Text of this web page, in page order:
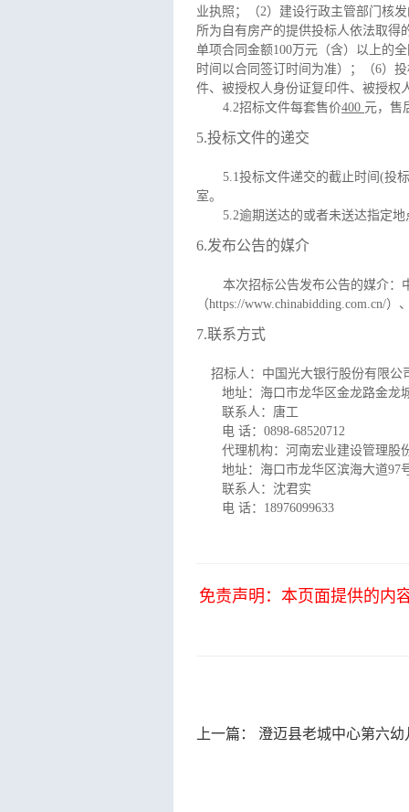
业执照 ；（2）建设行政主管部门核
所为自有房产的提供投标人依法取得
单项合同金额100万元（含）以上的
时间以合同签订时间为准）；（6）
件、被授权人身份证复印件、被授权
4.2招标文件每套售价400 元，售
5.投标文件的递交
5.1投标文件递交的截止时间 (投
室。
5.2逾期送达的或者未送达指定
6.发布公告的媒介
本次招标公告发布公告的媒介：
（https://www.chinabidding.com.cn/
7.联系方式
招标人：中国光大银行股份有限公
地址： 海口市龙华区金龙路金龙
联系人：唐工
电 话：0898-68520712
代理机构：河南宏业建设管理股
地址：海口市龙华区滨海大道97
联系人：沈君实
电 话：18976099633
免责声明：本页面提供的内
上一篇： 澄迈县老城中心第六幼儿